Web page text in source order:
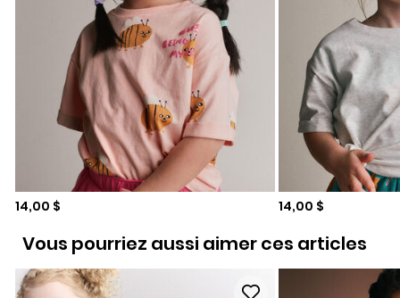
Prix de solde
14,00 $ Prix de solde
14,00 $
Vous pourriez aussi aimer ces articles